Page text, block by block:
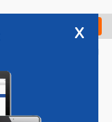
Check in
x